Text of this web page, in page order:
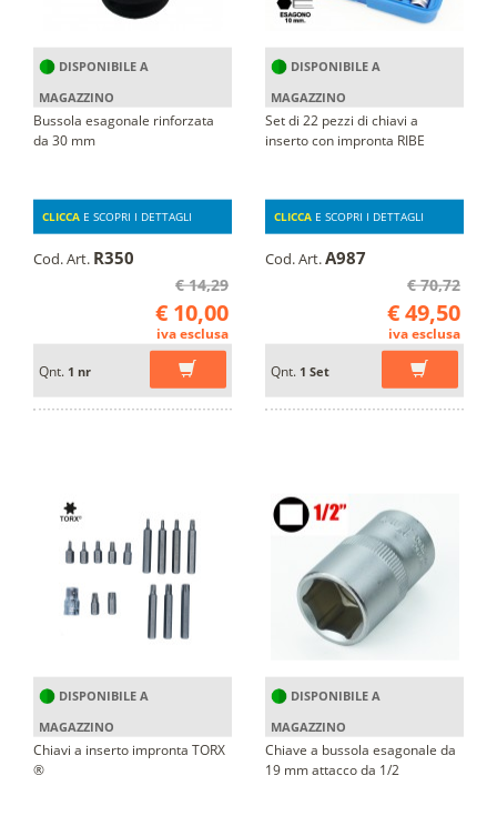
DISPONIBILE A
MAGAZZINO
Bussola esagonale rinforzata
da 30 mm
CLICCA E SCOPRI I DETTAGLI
Cod. Art. R350
€ 14,29
€ 10,00
iva esclusa
Qnt. 1 nr
DISPONIBILE A
MAGAZZINO
Set di 22 pezzi di chiavi a
inserto con impronta RIBE
CLICCA E SCOPRI I DETTAGLI
Cod. Art.A987
€ 70,72
€ 49,50
iva esclusa
Qnt. 1 Set
DISPONIBILE A
MAGAZZINO
Chiavi a inserto impronta TORX
®
DISPONIBILE A
MAGAZZINO
Chiave a bussola esagonale da
19 mm attacco da 1/2